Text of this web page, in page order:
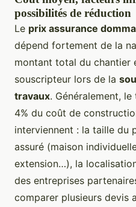
possibilités de réduction
Le prix assurance
dépend fortement de la
montant total du chantier
souscripteur lors de la
travaux. Généralement,
4% du coût de
interviennent : la taille du
assuré (maison
extension…), la
des entreprises
comparer plusieurs devis